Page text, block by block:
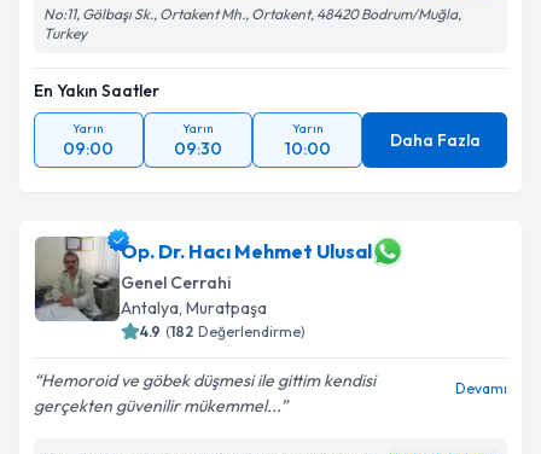
No:11, Gölbaşı Sk., Ortakent Mh., Ortakent, 48420 Bodrum/Muğla,
Turkey
En Yakın Saatler
Yarın
09:00
Yarın
09:30
Yarın
10:00 Daha Fazla
Op. Dr. Hacı Mehmet Ulusal
Genel Cerrahi
Antalya, Muratpaşa
4.9 (182 Değerlendirme)
Hemoroid ve göbek düşmesi ile gittim kendisi
gerçekten güvenilir mükemmel...
Devamı